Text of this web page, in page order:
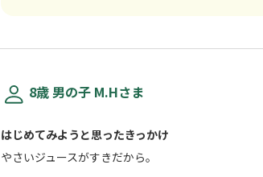
8歳 男の子 M.Hさま
はじめてみようと思ったきっかけ
やさいジュースがすきだから。